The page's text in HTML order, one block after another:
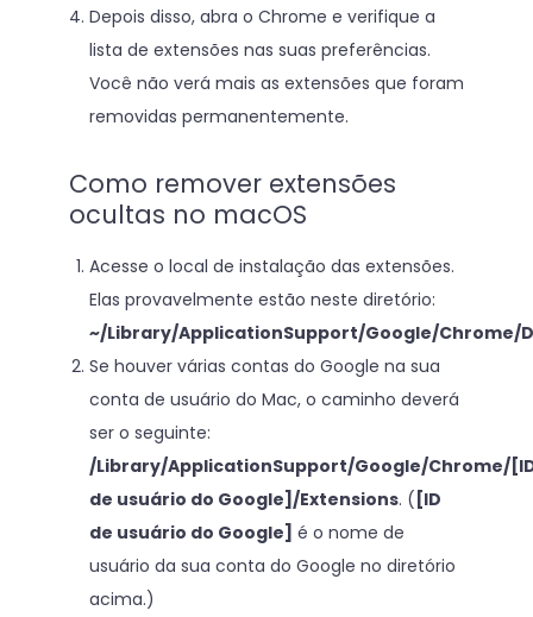
Depois disso, abra o Chrome e verifique a
lista de extensões nas suas preferências.
Você não verá mais as extensões que foram
removidas permanentemente.
Como remover extensões
ocultas no macOS
Acesse o local de instalação das extensões.
Elas provavelmente estão neste diretório:
~/Library/ApplicationSupport/Google/Chrome/
Se houver várias contas do Google na sua
conta de usuário do Mac, o caminho deverá
ser o seguinte:
/Library/ApplicationSupport/Google/Chrome/
de usuário do Google]/Extensions. ( [ID
de usuário do Google] é o nome de
usuário da sua conta do Google no diretório
acima.)